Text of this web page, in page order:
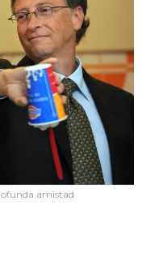
amistad